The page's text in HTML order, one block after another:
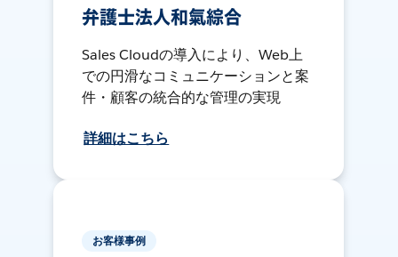
弁護士法人和氣綜合
Sales Cloudの導入により、Web上
での円滑なコミュニケーションと案
件・顧客の統合的な管理の実現
詳細はこちら
お客様事例